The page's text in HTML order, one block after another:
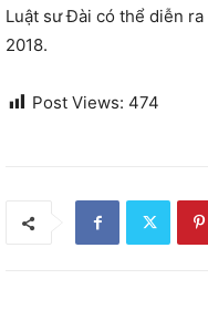
Luật sư Đài có thể diễn
2018.
Post Views: 474